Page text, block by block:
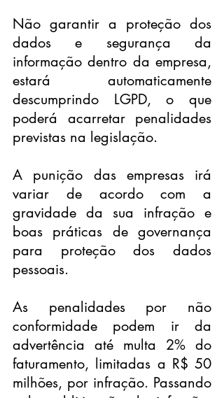
Não garantir a proteção dos
dados e segurança da
informação dentro da empresa,
estará automaticamente
descumprindo LGPD, o que
poderá acarretar penalidades
previstas na legislação.
A punição das empresas irá
variar de acordo com a
gravidade da sua infração e
boas práticas de governança
para proteção dos dados
pessoais.
As penalidades por não
conformidade podem ir da
advertência até multa 2% do
faturamento, limitadas a R$ 50
milhões, por infração. Passando